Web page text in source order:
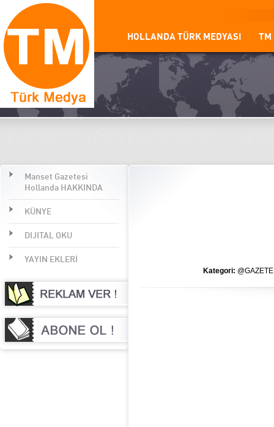
HOLLANDA TÜRK MEDYASI TM
Manset Gazetesi
Hollanda HAKKINDA
KÜNYE
DIJITAL OKU
YAYIN EKLERİ
Kategori: